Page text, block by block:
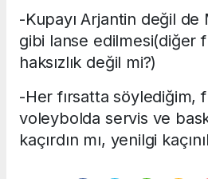
-Kupayı Arjantin değil de
gibi lanse edilmesi(diğer
haksızlık değil mi?)
-Her fırsatta söylediğim,
voleybolda servis ve
kaçırdın mı, yenilgi